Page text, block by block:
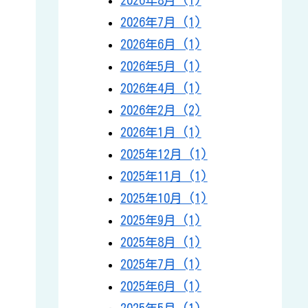
2026年7月 (1)
2026年6月 (1)
2026年5月 (1)
2026年4月 (1)
2026年2月 (2)
2026年1月 (1)
2025年12月 (1)
2025年11月 (1)
2025年10月 (1)
2025年9月 (1)
2025年8月 (1)
2025年7月 (1)
2025年6月 (1)